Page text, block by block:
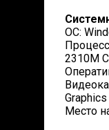
ОС:
2310M
Место